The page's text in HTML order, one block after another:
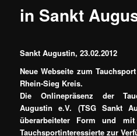
in Sankt
Sankt Augustin, 23.02.2012
Neue Webseite zum
Rhein-Sieg Kreis.
Die Onlinepräsenz der
Augustin e.V. (TSG Sankt
überarbeiteter Form und
Tauchsportinteressierte zur